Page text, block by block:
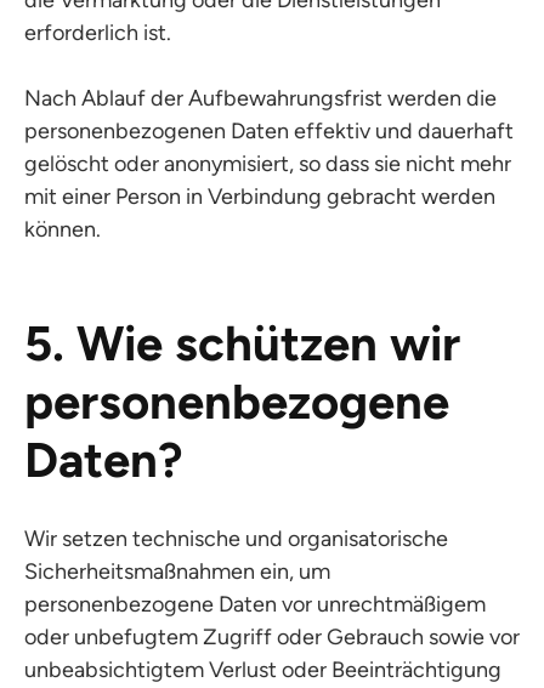
erforderlich ist.
Nach Ablauf der Aufbewahrungsfrist werden die
personenbezogenen Daten effektiv und dauerhaft
gelöscht oder anonymisiert, so dass sie nicht mehr
mit einer Person in Verbindung gebracht werden
können.
5. Wie schützen wir
personenbezogene
Daten?
Wir setzen technische und organisatorische
Sicherheitsmaßnahmen ein, um
personenbezogene Daten vor unrechtmäßigem
oder unbefugtem Zugriff oder Gebrauch sowie vor
unbeabsichtigtem Verlust oder Beeinträchtigung